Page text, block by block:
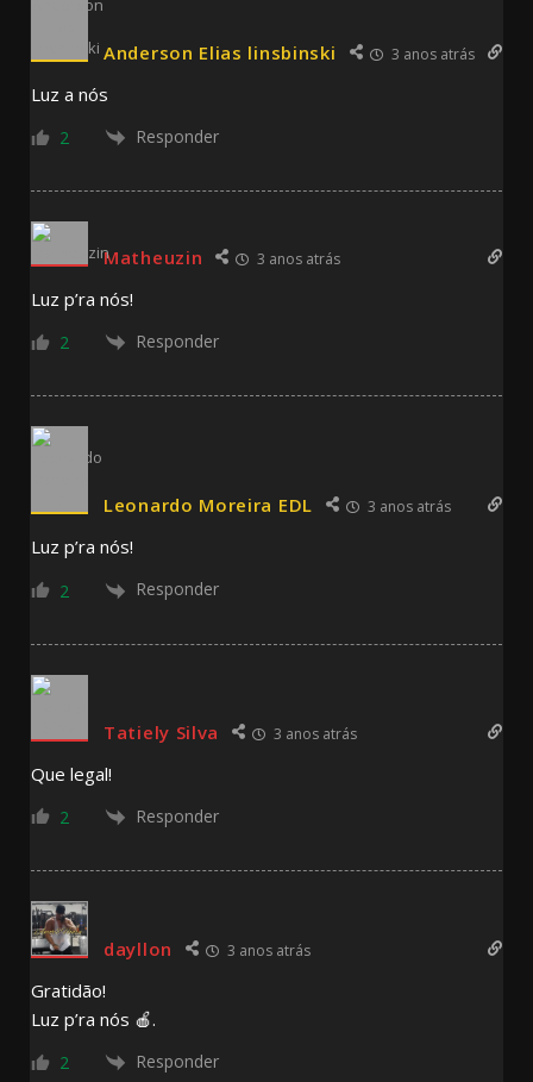
Anderson Elias linsbinski 3 anos atrás
Luz a nós
2 Responder
Matheuzin 3 anos atrás
Luz p’ra nós!
2 Responder
Leonardo Moreira EDL 3 anos atrás
Luz p’ra nós!
2 Responder
Tatiely Silva 3 anos atrás
Que legal!
2 Responder
dayllon 3 anos atrás
Gratidão!
Luz p’ra nós 🍎.
2 Responder